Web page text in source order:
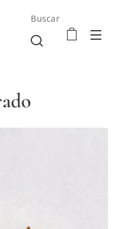
Buscar